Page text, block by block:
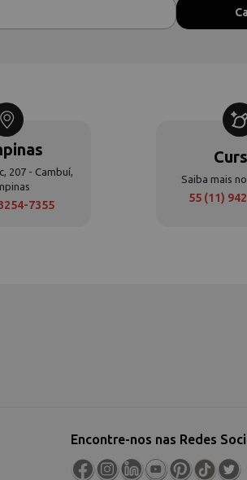
207 - Cambuí,
7355
Saiba mais
55 (11)
Encontre-nos nas Redes